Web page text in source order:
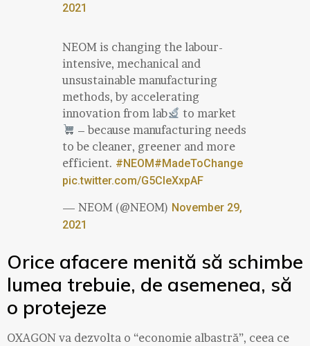
2021
NEOM is changing the labour-
intensive, mechanical and
unsustainable manufacturing
methods, by accelerating
innovation from lab
to market
– because manufacturing needs
to be cleaner, greener and more
efficient. #NEOM#MadeToChange
pic.twitter.com/G5CleXxpAF
— NEOM (@NEOM) November 29,
2021
Orice afacere menită să schimbe
lumea trebuie, de asemenea, să
o protejeze
OXAGON va dezvolta o “economie albastră”, ceea ce